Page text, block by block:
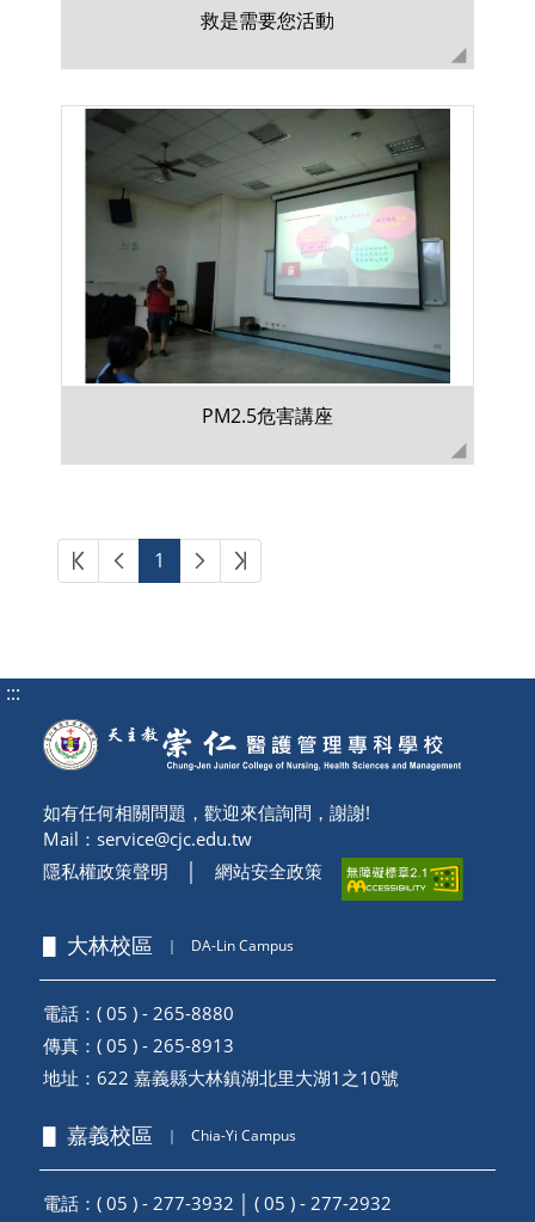
救是需要您活動
PM2.5危害講座
第一頁上一頁
1 下一頁最後頁
:::
如有任何相關問題，歡迎來信詢問，謝謝!
Mail： service@cjc.edu.tw
隱私權政策聲明
網站安全政策
▋ 大林校區 ｜ DA-Lin Campus
電話：( 05 ) - 265-8880
傳真：( 05 ) - 265-8913
地址： 622 嘉義縣大林鎮湖北里大湖1之10號
▋ 嘉義校區 ｜ Chia-Yi Campus
電話：( 05 ) - 277-3932 │ ( 05 ) - 277-2932